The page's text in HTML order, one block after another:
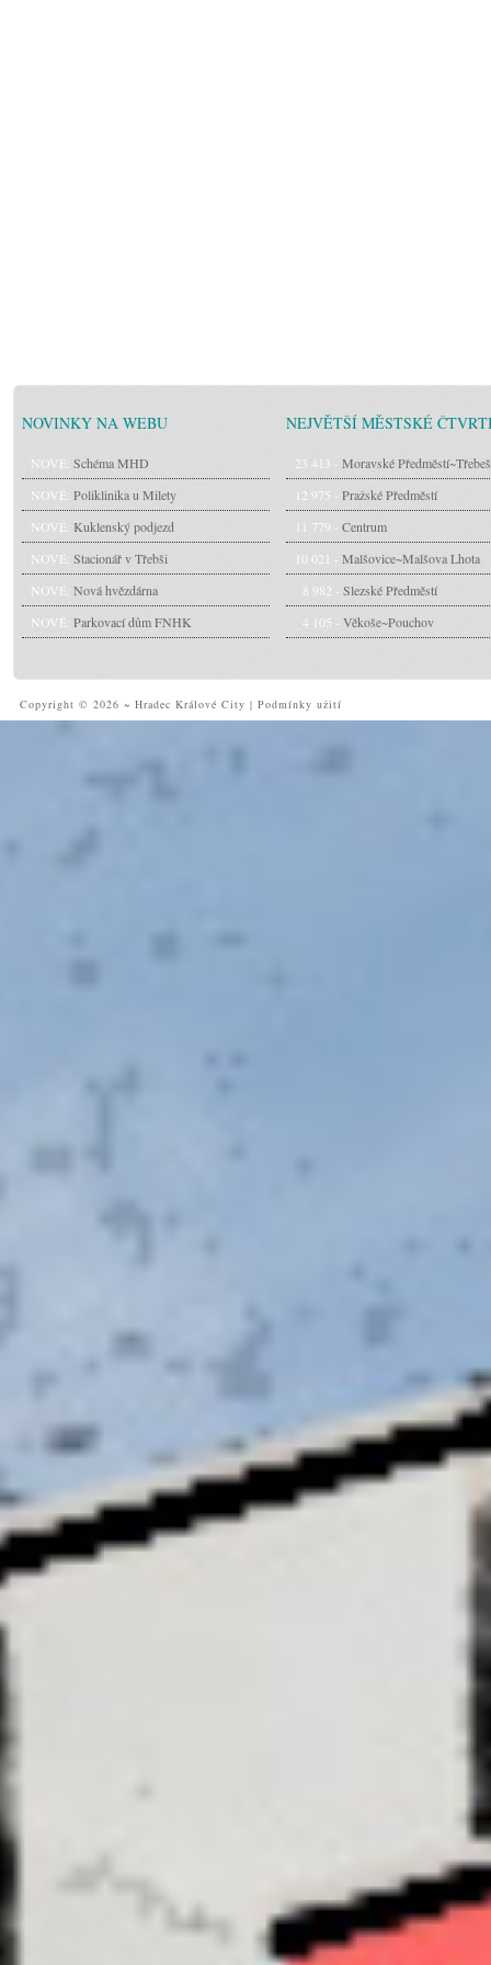
NOVINKY NA WEBU
NOVÉ: Schéma MHD
NOVÉ: Poliklinika u Milety
NOVÉ: Kuklenský podjezd
NOVÉ: Stacionář v Třebši
NOVÉ: Nová hvězdárna
NOVÉ: Parkovací dům FNHK
NEJVĚTŠÍ MĚSTSKÉ
23 413 - Moravské Předměstí~Třebeš
12 975 - Pražské Předměstí
11 779 - Centrum
10 021 - Malšovice~Malšova Lhota
8 982 - Slezské Předměstí
4 105 - Věkoše~Pouchov
Copyright © 2026 ~ Hradec Králové City | Podmínky užití